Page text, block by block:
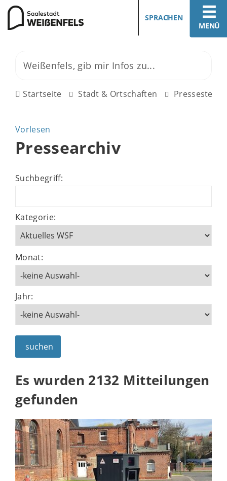
MENÜ
SPRACHEN
Startseite Stadt & Ortschaften Pressestelle
Vorlesen
Pressearchiv
Suchbegriff:
Kategorie:
Monat:
Jahr:
suchen
Es wurden 2132 Mitteilungen
gefunden